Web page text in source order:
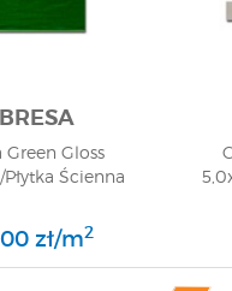
Green Gloss
Ścienna
zł/m2